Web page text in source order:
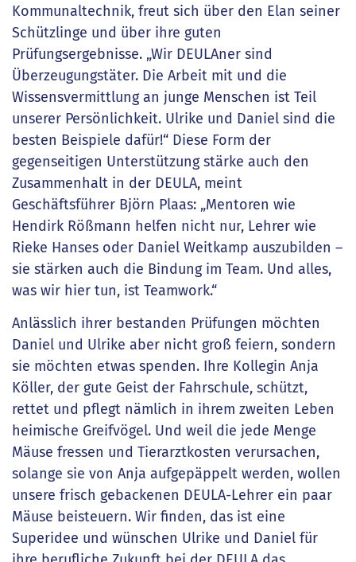
Kommunaltechnik, freut sich über den Elan seiner
Schützlinge und über ihre guten
Prüfungsergebnisse. „Wir DEULAner sind
Überzeugungstäter. Die Arbeit mit und die
Wissensvermittlung an junge Menschen ist Teil
unserer Persönlichkeit. Ulrike und Daniel sind die
besten Beispiele dafür!“ Diese Form der
gegenseitigen Unterstützung stärke auch den
Zusammenhalt in der DEULA, meint
Geschäftsführer Björn Plaas: „Mentoren wie
Hendirk Rößmann helfen nicht nur, Lehrer wie
Rieke Hanses oder Daniel Weitkamp auszubilden –
sie stärken auch die Bindung im Team. Und alles,
was wir hier tun, ist Teamwork.“
Anlässlich ihrer bestanden Prüfungen möchten
Daniel und Ulrike aber nicht groß feiern, sondern
sie möchten etwas spenden. Ihre Kollegin Anja
Köller, der gute Geist der Fahrschule, schützt,
rettet und pflegt nämlich in ihrem zweiten Leben
heimische Greifvögel. Und weil die jede Menge
Mäuse fressen und Tierarztkosten verursachen,
solange sie von Anja aufgepäppelt werden, wollen
unsere frisch gebackenen DEULA-Lehrer ein paar
Mäuse beisteuern. Wir finden, das ist eine
Superidee und wünschen Ulrike und Daniel für